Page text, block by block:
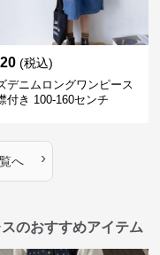
(税込)
デニムロングワンピース
付き 100-160センチ
へ ›
のおすすめアイテム